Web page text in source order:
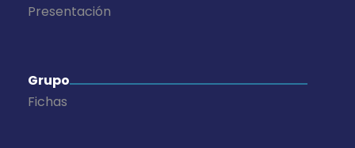
Presentación
Grupo
Fichas